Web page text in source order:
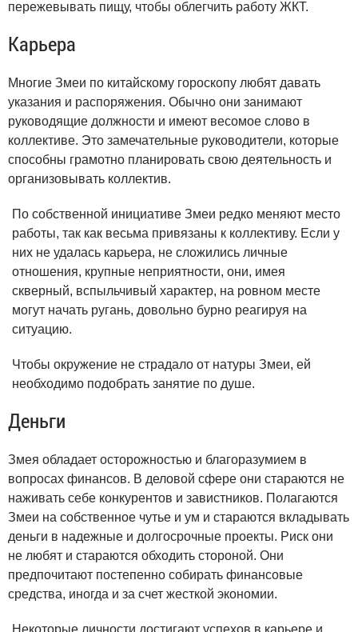
пережевывать пищу, чтобы облегчить работу ЖКТ.
Карьера
Многие Змеи по китайскому гороскопу любят давать
указания и распоряжения. Обычно они занимают
руководящие должности и имеют весомое слово в
коллективе. Это замечательные руководители, которые
способны грамотно планировать свою деятельность и
организовывать коллектив.
По собственной инициативе Змеи редко меняют место
работы, так как весьма привязаны к коллективу. Если у
них не удалась карьера, не сложились личные
отношения, крупные неприятности, они, имея
скверный, вспыльчивый характер, на ровном месте
могут начать ругань, довольно бурно реагируя на
ситуацию.
Чтобы окружение не страдало от натуры Змеи, ей
необходимо подобрать занятие по душе.
Деньги
Змея обладает осторожностью и благоразумием в
вопросах финансов. В деловой сфере они стараются не
наживать себе конкурентов и завистников. Полагаются
Змеи на собственное чутье и ум и стараются вкладывать
деньги в надежные и долгосрочные проекты. Риск они
не любят и стараются обходить стороной. Они
предпочитают постепенно собирать финансовые
средства, иногда и за счет жесткой экономии.
Некоторые личности достигают успехов в карьере и